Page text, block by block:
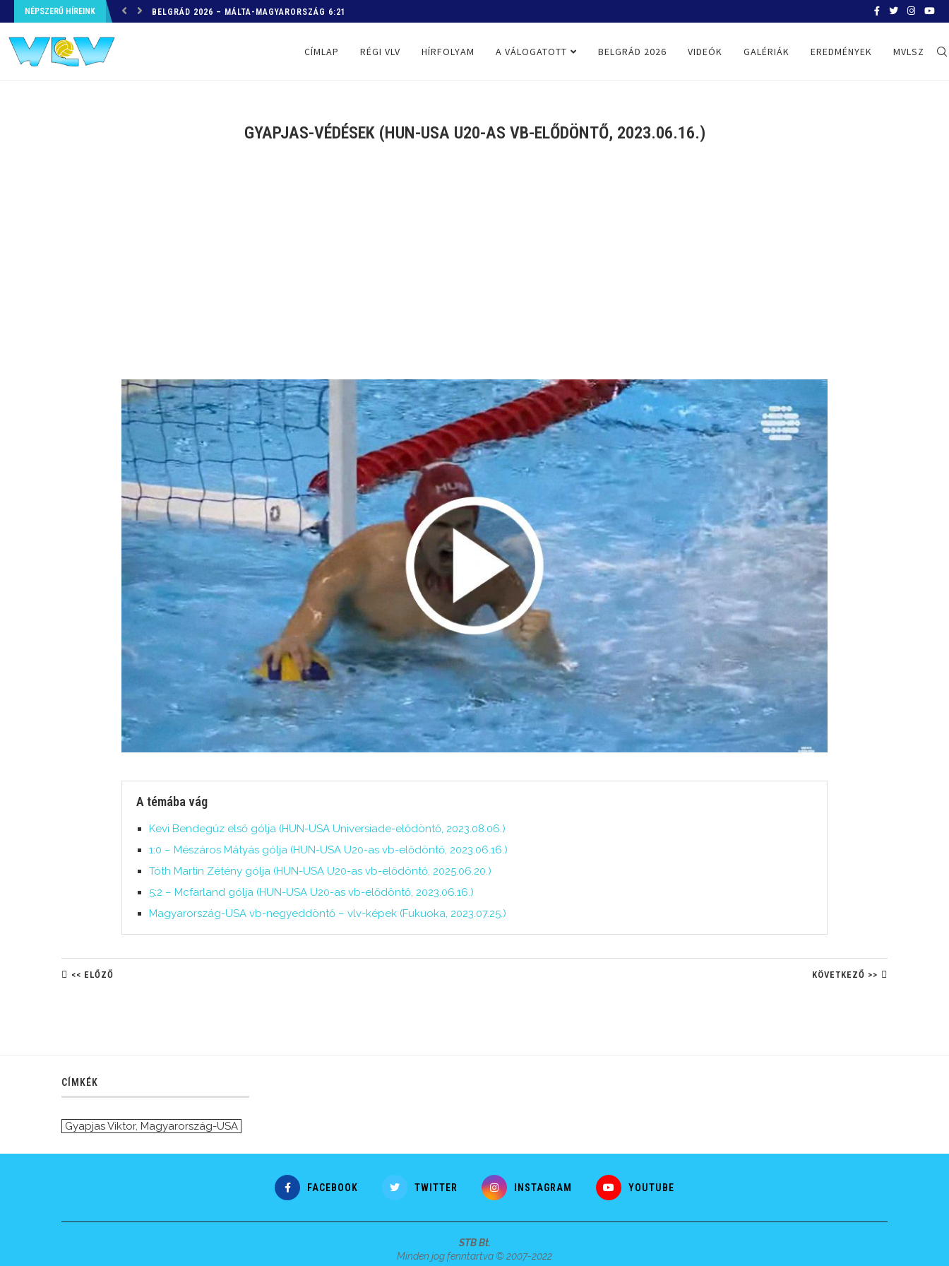
NÉPSZERŰ HÍREINK HELYZETKÉP AZ EB-RŐL – A TOVÁBBI PROGRAM
CÍMLAP RÉGI VLV HÍRFOLYAM A VÁLOGATOTT BELGRÁD 2026 VIDEÓK GALÉRIÁK EREDMÉNYEK MVLSZ
GYAPJAS-VÉDÉSEK (HUN-USA U20-AS VB-ELŐDÖNTŐ, 2023.06.16.)
A témába vág
Kevi Bendegúz első gólja (HUN-USA Universiade-elődöntő, 2023.08.06.)
1:0 – Mészáros Mátyás gólja (HUN-USA U20-as vb-elődöntő, 2023.06.16.)
Tóth Martin Zétény gólja (HUN-USA U20-as vb-elődöntő, 2025.06.20.)
5:2 – Mcfarland gólja (HUN-USA U20-as vb-elődöntő, 2023.06.16.)
Magyarország-USA vb-negyeddöntő – vlv-képek (Fukuoka, 2023.07.25.)
<< ELŐZŐ KÖVETKEZŐ >>
CÍMKÉK
Gyapjas Viktor, Magyarország-USA
FACEBOOK TWITTER INSTAGRAM YOUTUBE
STB Bt.
Minden jog fenntartva © 2007-2022